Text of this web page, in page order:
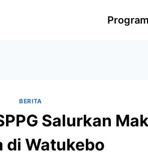
Program
BERITA
Salurkan
di Watukebo